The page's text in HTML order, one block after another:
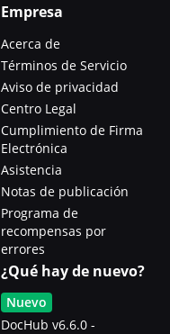
Empresa
Acerca de
Términos de Servicio
Aviso de privacidad
Centro Legal
Cumplimiento de Firma
Electrónica
Asistencia
Notas de publicación
Programa de
recompensas por
errores
¿Qué hay de nuevo?
Nuevo
DocHub v6.6.0 -